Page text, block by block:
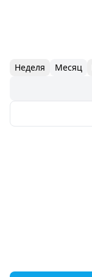
Неделя Месяц